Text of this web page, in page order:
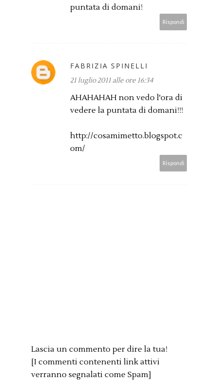
puntata di domani!
Rispondi
FABRIZIA SPINELLI
21 luglio 2011 alle ore 16:34
AHAHAHAH non vedo l'ora di
vedere la puntata di domani!!!
http://cosamimetto.blogspot.c
om/
Rispondi
Lascia un commento per dire la tua!
[I commenti contenenti link attivi
verranno segnalati come Spam]